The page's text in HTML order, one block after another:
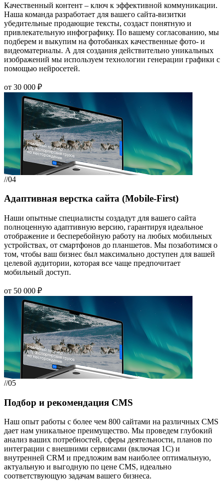
Качественный контент – ключ к эффективной коммуникации.
Наша команда разработает для вашего сайта-визитки
убедительные продающие тексты, создаст понятную и
привлекательную инфографику. По вашему согласованию, мы
подберем и выкупим на фотобанках качественные фото- и
видеоматериалы. А для создания действительно уникальных
изображений мы используем технологии генерации графики с
помощью нейросетей.
от 30 000 ₽
//04
Адаптивная верстка сайта (Mobile-First)
Наши опытные специалисты создадут для вашего сайта
полноценную адаптивную версию, гарантируя идеальное
отображение и бесперебойную работу на любых мобильных
устройствах, от смартфонов до планшетов. Мы позаботимся о
том, чтобы ваш бизнес был максимально доступен для вашей
целевой аудитории, которая все чаще предпочитает
мобильный доступ.
от 50 000 ₽
//05
Подбор и рекомендация CMS
Наш опыт работы с более чем 800 сайтами на различных CMS
дает нам уникальное преимущество. Мы проведем глубокий
анализ ваших потребностей, сферы деятельности, планов по
интеграции с внешними сервисами (включая 1С) и
внутренней CRM и предложим вам наиболее оптимальную,
актуальную и выгодную по цене CMS, идеально
соответствующую задачам вашего бизнеса.